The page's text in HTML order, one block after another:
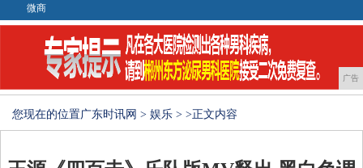
微商
广告
您现在的位置广东时讯网 > 娱乐 > >正文内容